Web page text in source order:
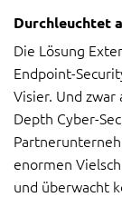
Durchleuchtet
Die Lösung
Endpoint-
Visier. Und
Depth Cyber-
enormen
und überwacht